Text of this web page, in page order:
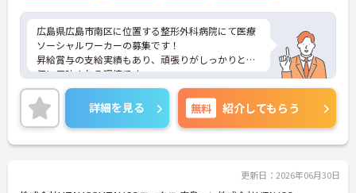
広島県広島市南区に位置する整形外科病院にて医療
ソーシャルワーカーの募集です！
昇給賞与の支給実績もあり、頑張りがしっかりと評
価に反映される環境です。
ご興味ある方には、面接対策ポイントなど、さらに
詳細をお話しいたしますのでお気軽にご相談くださ
い！
詳細を見る 無料 紹介してもらう
更新日：2026年06月30日